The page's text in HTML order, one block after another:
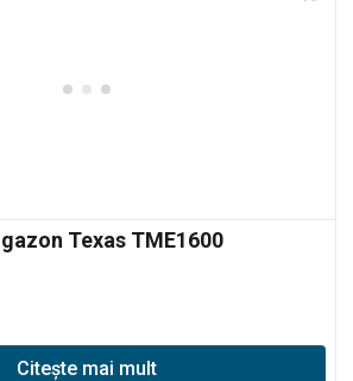
Texas TME1600
Citește mai mult